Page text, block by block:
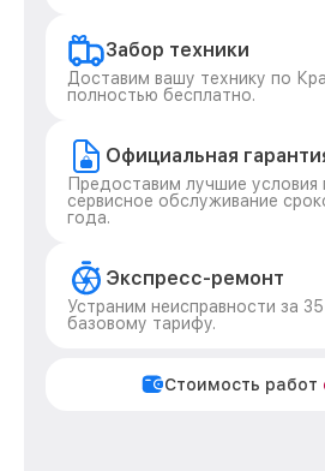
Забор техники
Доставим вашу технику по
полностью бесплатно.
Официальная
Предоставим лучшие условия
сервисное обслуживание
года.
Экспресс-ремонт
Устраним неисправности за
базовому тарифу.
Стоимость работ